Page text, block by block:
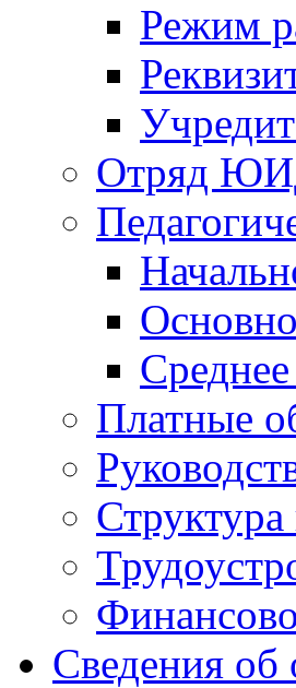
Режим
Отряд
Платные
Сведения об